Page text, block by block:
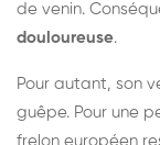
de venin.
douloureuse.
Pour autant, son
guêpe. Pour une
frelon européen